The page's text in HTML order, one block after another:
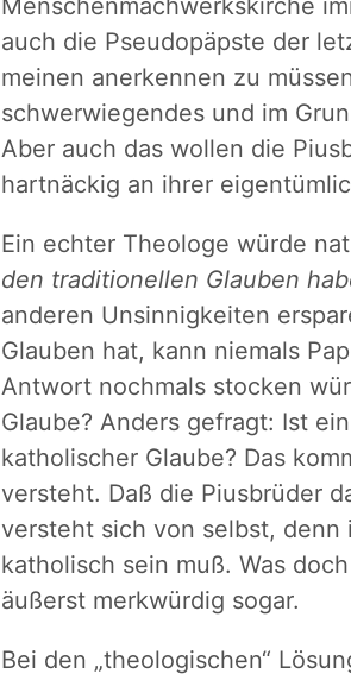
Menschenmachwerkskirche
auch die Pseudopäpste der
meinen anerkennen zu
schwerwiegendes und im
Aber auch das wollen die
hartnäckig an ihrer
Ein echter Theologe würde
den traditionellen Glauben
anderen Unsinnigkeiten
Glauben hat, kann niemals
Antwort nochmals stocken
Glaube? Anders gefragt: Ist
katholischer Glaube? Das
versteht. Daß die Piusbrüder
versteht sich von selbst, denn
katholisch sein muß. Was
äußerst merkwürdig sogar.
Bei den „theologischen“